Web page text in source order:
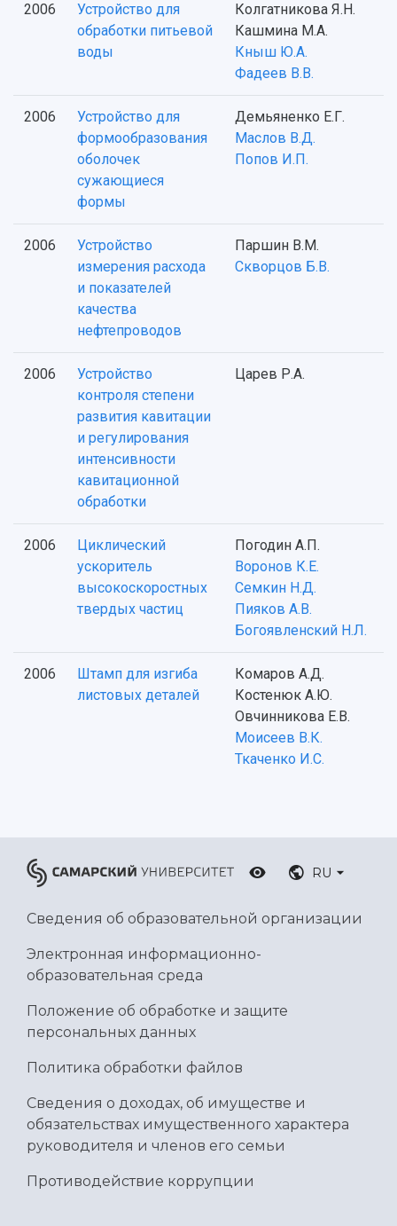
2006
Устройство для
обработки питьевой
воды
Колгатникова Я.Н.
Кашмина М.А.
Кныш Ю.А.
Фадеев В.В.
2006
Устройство для
формообразования
оболочек
сужающиеся
формы
Демьяненко Е.Г.
Маслов В.Д.
Попов И.П.
2006
Устройство
измерения расхода
и показателей
качества
нефтепроводов
Паршин В.М.
Скворцов Б.В.
2006
Устройство
контроля степени
развития кавитации
и регулирования
интенсивности
кавитационной
обработки
Царев Р.А.
2006
Циклический
ускоритель
высокоскоростных
твердых частиц
Погодин А.П.
Воронов К.Е.
Семкин Н.Д.
Пияков А.В.
Богоявленский Н.Л.
2006
Штамп для изгиба
листовых деталей
Комаров А.Д.
Костенюк А.Ю.
Овчинникова Е.В.
Моисеев В.К.
Ткаченко И.С.
RU
Сведения об образовательной организации
Электронная информационно-
образовательная среда
Положение об обработке и защите
персональных данных
Политика обработки файлов
Сведения о доходах, об имуществе и
обязательствах имущественного характера
руководителя и членов его семьи
Противодействие коррупции